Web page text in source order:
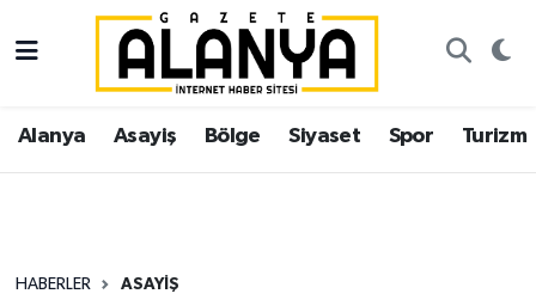
Alanya Asayiş Bölge Siyaset Spor Turizm
HABERLER ASAYIŞ
Alanya
Asayiş
Siyaset
İstanbul Nöbetçi Eczaneler
İstanbul Hava Durumu
Süper Lig Puan Durumu ve Fikstür